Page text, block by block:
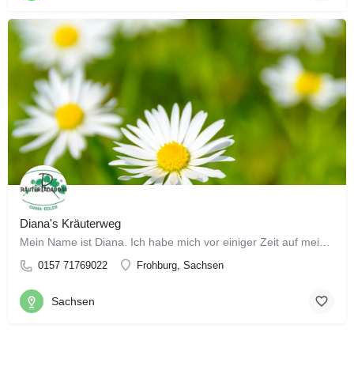
Diana's Kräuterweg
0157 71769022 Frohburg, Sachsen
Sachsen